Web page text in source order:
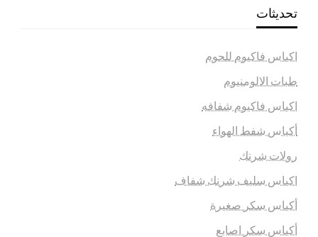
تحديثات
اكياس فاكيوم للحوم
طبات الالومنيوم
اكياس فاكيوم شفافه
أكياس شفط الهواء
رولات شرنك
اكياس سليف شرنك شفاف
أكياس سكر صغيرة
أكياس سكر اصابع